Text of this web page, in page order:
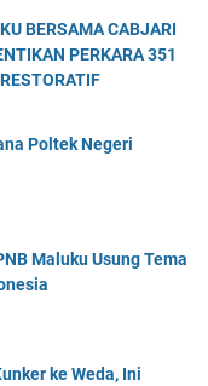
BERSAMA CABJARI
PERKARA 351
Poltek Negeri
Maluku Usung Tema
ke Weda, Ini